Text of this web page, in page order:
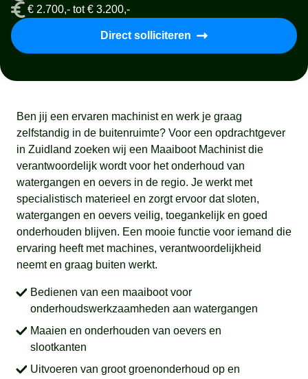
€ 2.700,- tot € 3.200,-
Direct solliciteren
Ben jij een ervaren machinist en werk je graag
zelfstandig in de buitenruimte? Voor een opdrachtgever
in Zuidland zoeken wij een Maaiboot Machinist die
verantwoordelijk wordt voor het onderhoud van
watergangen en oevers in de regio. Je werkt met
specialistisch materieel en zorgt ervoor dat sloten,
watergangen en oevers veilig, toegankelijk en goed
onderhouden blijven. Een mooie functie voor iemand die
ervaring heeft met machines, verantwoordelijkheid
neemt en graag buiten werkt.
Bedienen van een maaiboot voor
onderhoudswerkzaamheden aan watergangen
Maaien en onderhouden van oevers en
slootkanten
Uitvoeren van groot groenonderhoud op en